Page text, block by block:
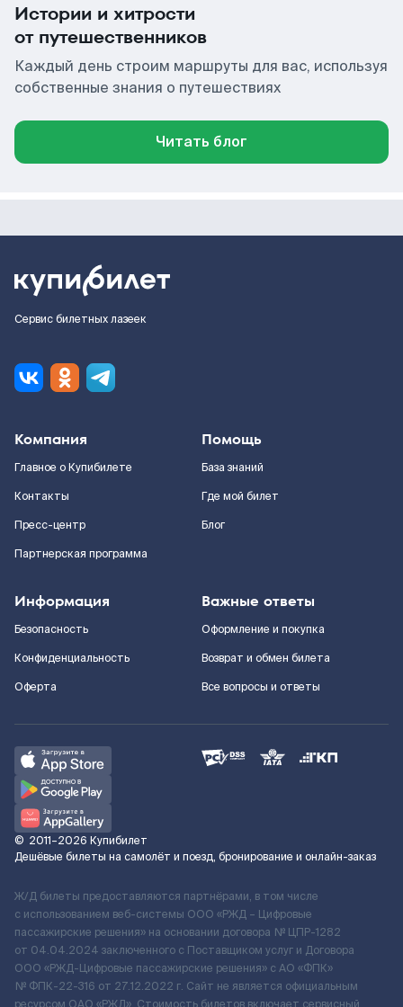
Истории и хитрости
от путешественников
Каждый день строим маршруты для вас, используя
собственные знания о путешествиях
Читать блог
Сервис билетных лазеек
Компания
Главное о Купибилете
Контакты
Пресс-центр
Партнерская программа
Помощь
База знаний
Где мой билет
Блог
Информация
Безопасность
Конфиденциальность
Оферта
Важные ответы
Оформление и покупка
Возврат и обмен билета
Все вопросы и ответы
© 2011–2026 Купибилет
Дешёвые билеты на самолёт и поезд, бронирование и онлайн-заказ
Ж/Д билеты предоставляются партнёрами, в том числе
с использованием веб-системы ООО «РЖД – Цифровые
пассажирские решения» на основании договора № ЦПР-1282
от 04.04.2024 заключенного с Поставщиком услуг и Договора
ООО «РЖД-Цифровые пассажирские решения» c АО «ФПК»
№ ФПК-22-316 от 27.12.2022 г. Сайт не является официальным